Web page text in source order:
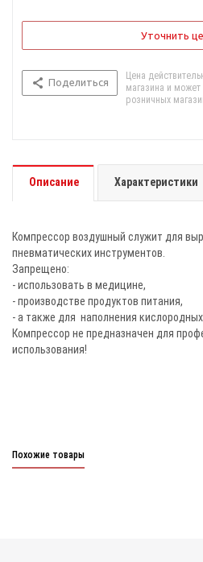
Уточнить
Поделиться
Цена
магазина и может
розничных
Описание Характеристики
Компрессор воздушный служит для
пневматических инструментов.
Запрещено:
- использовать в медицине,
- производстве продуктов питания,
- а также для наполнения
Компрессор не предназначен для
использования!
Похожие товары